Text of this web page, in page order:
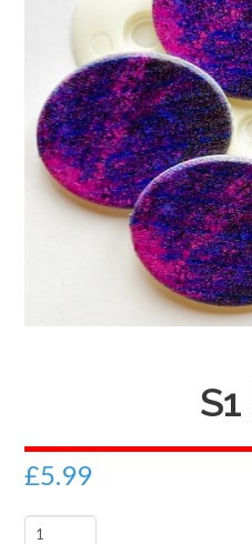
£5.99
quantité